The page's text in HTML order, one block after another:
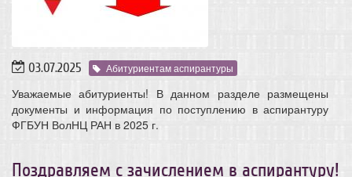
03.07.2025 Абитуриентам аспирантуры
Уважаемые абитуриенты! В данном разделе размещены
документы и информация по поступлению в аспирантуру
ФГБУН ВолНЦ РАН в 2025 г.
Поздравляем с зачислением в аспирантуру!